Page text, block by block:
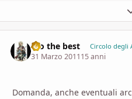
Gio the best Circolo degli
31 Marzo 201115 anni
Domanda, anche eventuali